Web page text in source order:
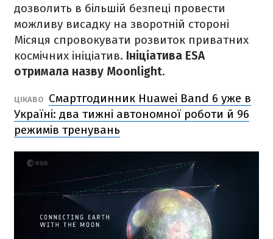
дозволить в більшій безпеці провести
можливу висадку на зворотній стороні
Місяця спровокувати розвиток приватних
космічних ініціатив. Ініціатива ESA
отримала назву Moonlight.
ЦІКАВО
Смартгодинник Huawei Band 6 уже в
Україні: два тижні автономної роботи й 96
режимів тренувань